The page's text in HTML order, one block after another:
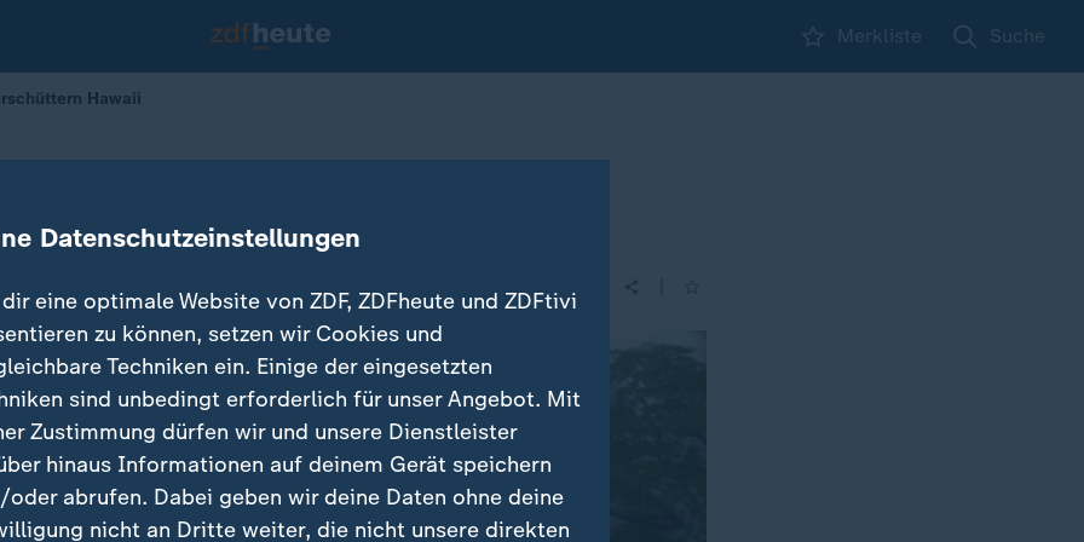
Merkliste Suche
Hawaii
erschüttern Hawaii
Datenschutzeinstellungen
eine optimale Website von ZDF, ZDFheute und ZDFtivi
zu können, setzen wir Cookies und
Techniken ein. Einige der eingesetzten
sind unbedingt erforderlich für unser Angebot. Mit
Zustimmung dürfen wir und unsere Dienstleister
hinaus Informationen auf deinem Gerät speichern
oder abrufen. Dabei geben wir deine Daten ohne deine
nicht an Dritte weiter, die nicht unsere direkten